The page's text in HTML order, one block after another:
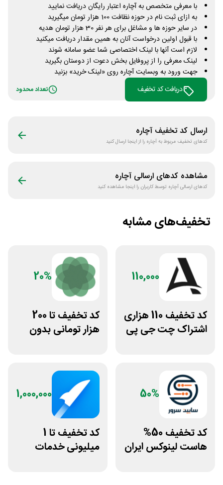
با معرفی متخصص به آچاره اعتبار رایگان دریافت نمایید
به ازای ثبت نام در حوزه نظافت 100 هزار تومان میگیرید
در سایر حوزه ها و مشاغل برای هر نفر 30 هزار تومان هدیه
با قبول اولین درخواست آنان به همین مقدار دریافت میکنید
لازم است آنها با لینک اختصاصی شما عضو سامانه شوند
لینک معرفی را از پروفایل بخش دعوت از دوستان بگیرید
جهت ورود به وبسایت آچاره روی «لینک خرید» بزنید
دریافت کد تخفیف
تعداد محدود
ارسال کد تخفیف آچاره
کدهای تخفیف مربوط بهآچاره را از اینجا ارسال کنید
مشاهده کدهای ارسالی آچاره
کدهای ارسالیآچاره توسط کاربران را اینجا مشاهده کنید
تخفیف‌های مشابه
110,000
کد تخفیف 110 هزاری
اشتراک چت جی پی
20%
کد تخفیف تا 200
هزار تومانی بدون
50%
کد تخفیف 50%
هاست لینوکس ایران
1,000,000
کد تخفیف تا 1
میلیونی خدمات